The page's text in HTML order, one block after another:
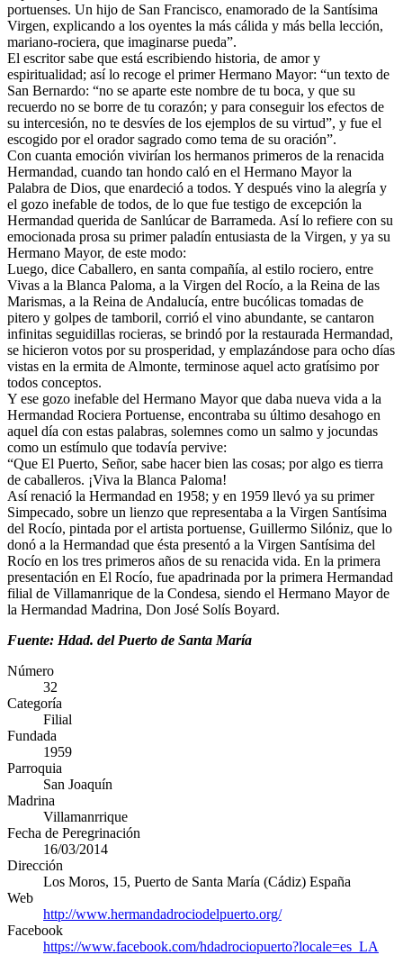
portuenses. Un hijo de San Francisco, enamorado de la Santísima
Virgen, explicando a los oyentes la más cálida y más bella lección,
mariano-rociera, que imaginarse pueda”.
El escritor sabe que está escribiendo historia, de amor y
espiritualidad; así lo recoge el primer Hermano Mayor: “un texto de
San Bernardo: “no se aparte este nombre de tu boca, y que su
recuerdo no se borre de tu corazón; y para conseguir los efectos de
su intercesión, no te desvíes de los ejemplos de su virtud”, y fue el
escogido por el orador sagrado como tema de su oración”.
Con cuanta emoción vivirían los hermanos primeros de la renacida
Hermandad, cuando tan hondo caló en el Hermano Mayor la
Palabra de Dios, que enardeció a todos. Y después vino la alegría y
el gozo inefable de todos, de lo que fue testigo de excepción la
Hermandad querida de Sanlúcar de Barrameda. Así lo refiere con su
emocionada prosa su primer paladín entusiasta de la Virgen, y ya su
Hermano Mayor, de este modo:
Luego, dice Caballero, en santa compañía, al estilo rociero, entre
Vivas a la Blanca Paloma, a la Virgen del Rocío, a la Reina de las
Marismas, a la Reina de Andalucía, entre bucólicas tomadas de
pitero y golpes de tamboril, corrió el vino abundante, se cantaron
infinitas seguidillas rocieras, se brindó por la restaurada Hermandad,
se hicieron votos por su prosperidad, y emplazándose para ocho días
vistas en la ermita de Almonte, terminose aquel acto gratísimo por
todos conceptos.
Y ese gozo inefable del Hermano Mayor que daba nueva vida a la
Hermandad Rociera Portuense, encontraba su último desahogo en
aquel día con estas palabras, solemnes como un salmo y jocundas
como un estímulo que todavía pervive:
“Que El Puerto, Señor, sabe hacer bien las cosas; por algo es tierra
de caballeros. ¡Viva la Blanca Paloma!
Así renació la Hermandad en 1958; y en 1959 llevó ya su primer
Simpecado, sobre un lienzo que representaba a la Virgen Santísima
del Rocío, pintada por el artista portuense, Guillermo Silóniz, que lo
donó a la Hermandad que ésta presentó a la Virgen Santísima del
Rocío en los tres primeros años de su renacida vida. En la primera
presentación en El Rocío, fue apadrinada por la primera Hermandad
filial de Villamanrique de la Condesa, siendo el Hermano Mayor de
la Hermandad Madrina, Don José Solís Boyard.
Fuente: Hdad. del Puerto de Santa María
Número
32
Categoría
Filial
Fundada
1959
Parroquia
San Joaquín
Madrina
Villamanrrique
Fecha de Peregrinación
16/03/2014
Dirección
Los Moros, 15, Puerto de Santa María (Cádiz) España
Web
http://www.hermandadrociodelpuerto.org/
Facebook
https://www.facebook.com/hdadrociopuerto?locale=es_LA